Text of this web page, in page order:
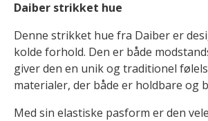
Daiber strikket hue
Denne strikket hue fra Daiber er
kolde forhold. Den er både
giver den en unik og traditionel
materialer, der både er holdbare og
Med sin elastiske pasform er den